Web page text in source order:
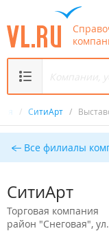
/ СитиАрт /
Все филиалы
СитиАрт
Торговая компания
район "Снеговая",